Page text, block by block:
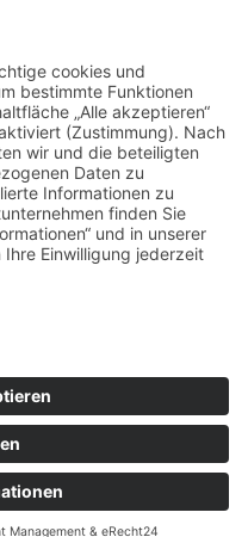
logistik.de
JETZT ANFRAGEN